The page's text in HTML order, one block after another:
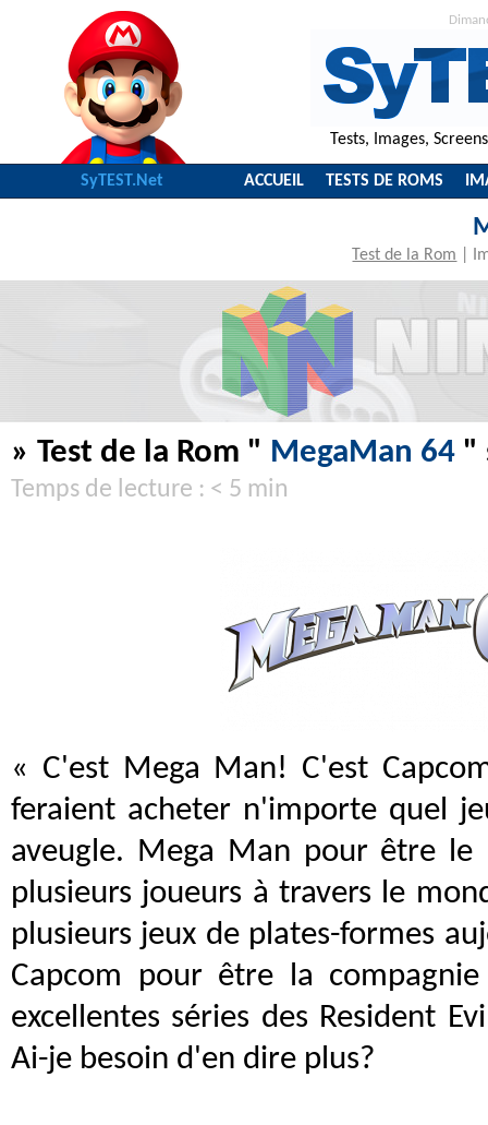
Tests, Images,
SyTEST.Net ACCUEIL TESTS DE ROMS
Test de la Rom
» Test de la Rom " MegaMan 64 "
Temps de lecture : < 5 min
« C'est Mega Man! C'est
feraient acheter n'importe quel
aveugle. Mega Man pour être le
plusieurs joueurs à travers le
plusieurs jeux de plates-formes
Capcom pour être la
excellentes séries des Resident
Ai-je besoin d'en dire plus?